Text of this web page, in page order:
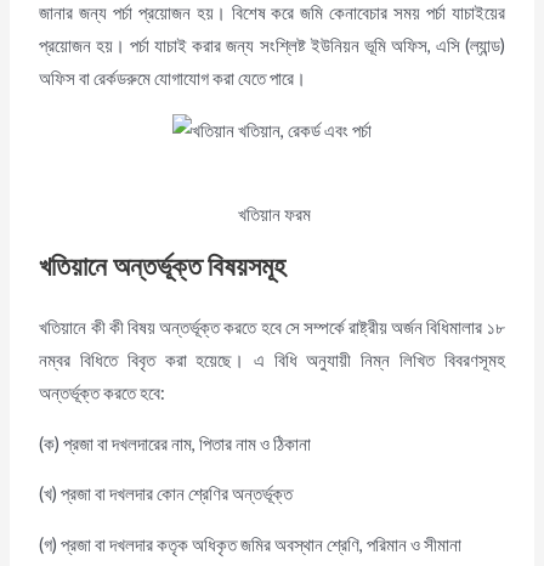
জানার জন্য পর্চা প্রয়োজন হয়। বিশেষ করে জমি কেনাবেচার সময় পর্চা যাচাইয়ের
প্রয়োজন হয়। পর্চা যাচাই করার জন্য সংশ্লিষ্ট ইউনিয়ন ভূমি অফিস, এসি (ল্যান্ড)
অফিস বা রের্কডরুমে যোগাযোগ করা যেতে পারে।
খতিয়ান ফরম
খতিয়ানে অন্তর্ভূক্ত বিষয়সমূহ
খতিয়ানে কী কী বিষয় অন্তর্ভূক্ত করতে হবে সে সম্পর্কে রাষ্ট্রীয় অর্জন বিধিমালার ১৮
নম্বর বিধিতে বিবৃত করা হয়েছে। এ বিধি অনুযায়ী নিম্ন লিখিত বিবরণসূমহ
অন্তর্ভূক্ত করতে হবে:
(ক) প্রজা বা দখলদারের নাম, পিতার নাম ও ঠিকানা
(খ) প্রজা বা দখলদার কোন শ্রেণির অন্তর্ভূক্ত
(গ) প্রজা বা দখলদার কতৃক অধিকৃত জমির অবস্থান শ্রেণি, পরিমান ও সীমানা